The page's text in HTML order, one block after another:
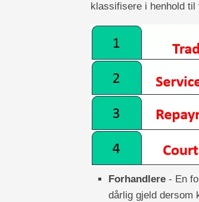
klassifisere i henhold
Forhandlere- En
dårlig gjeld dersom